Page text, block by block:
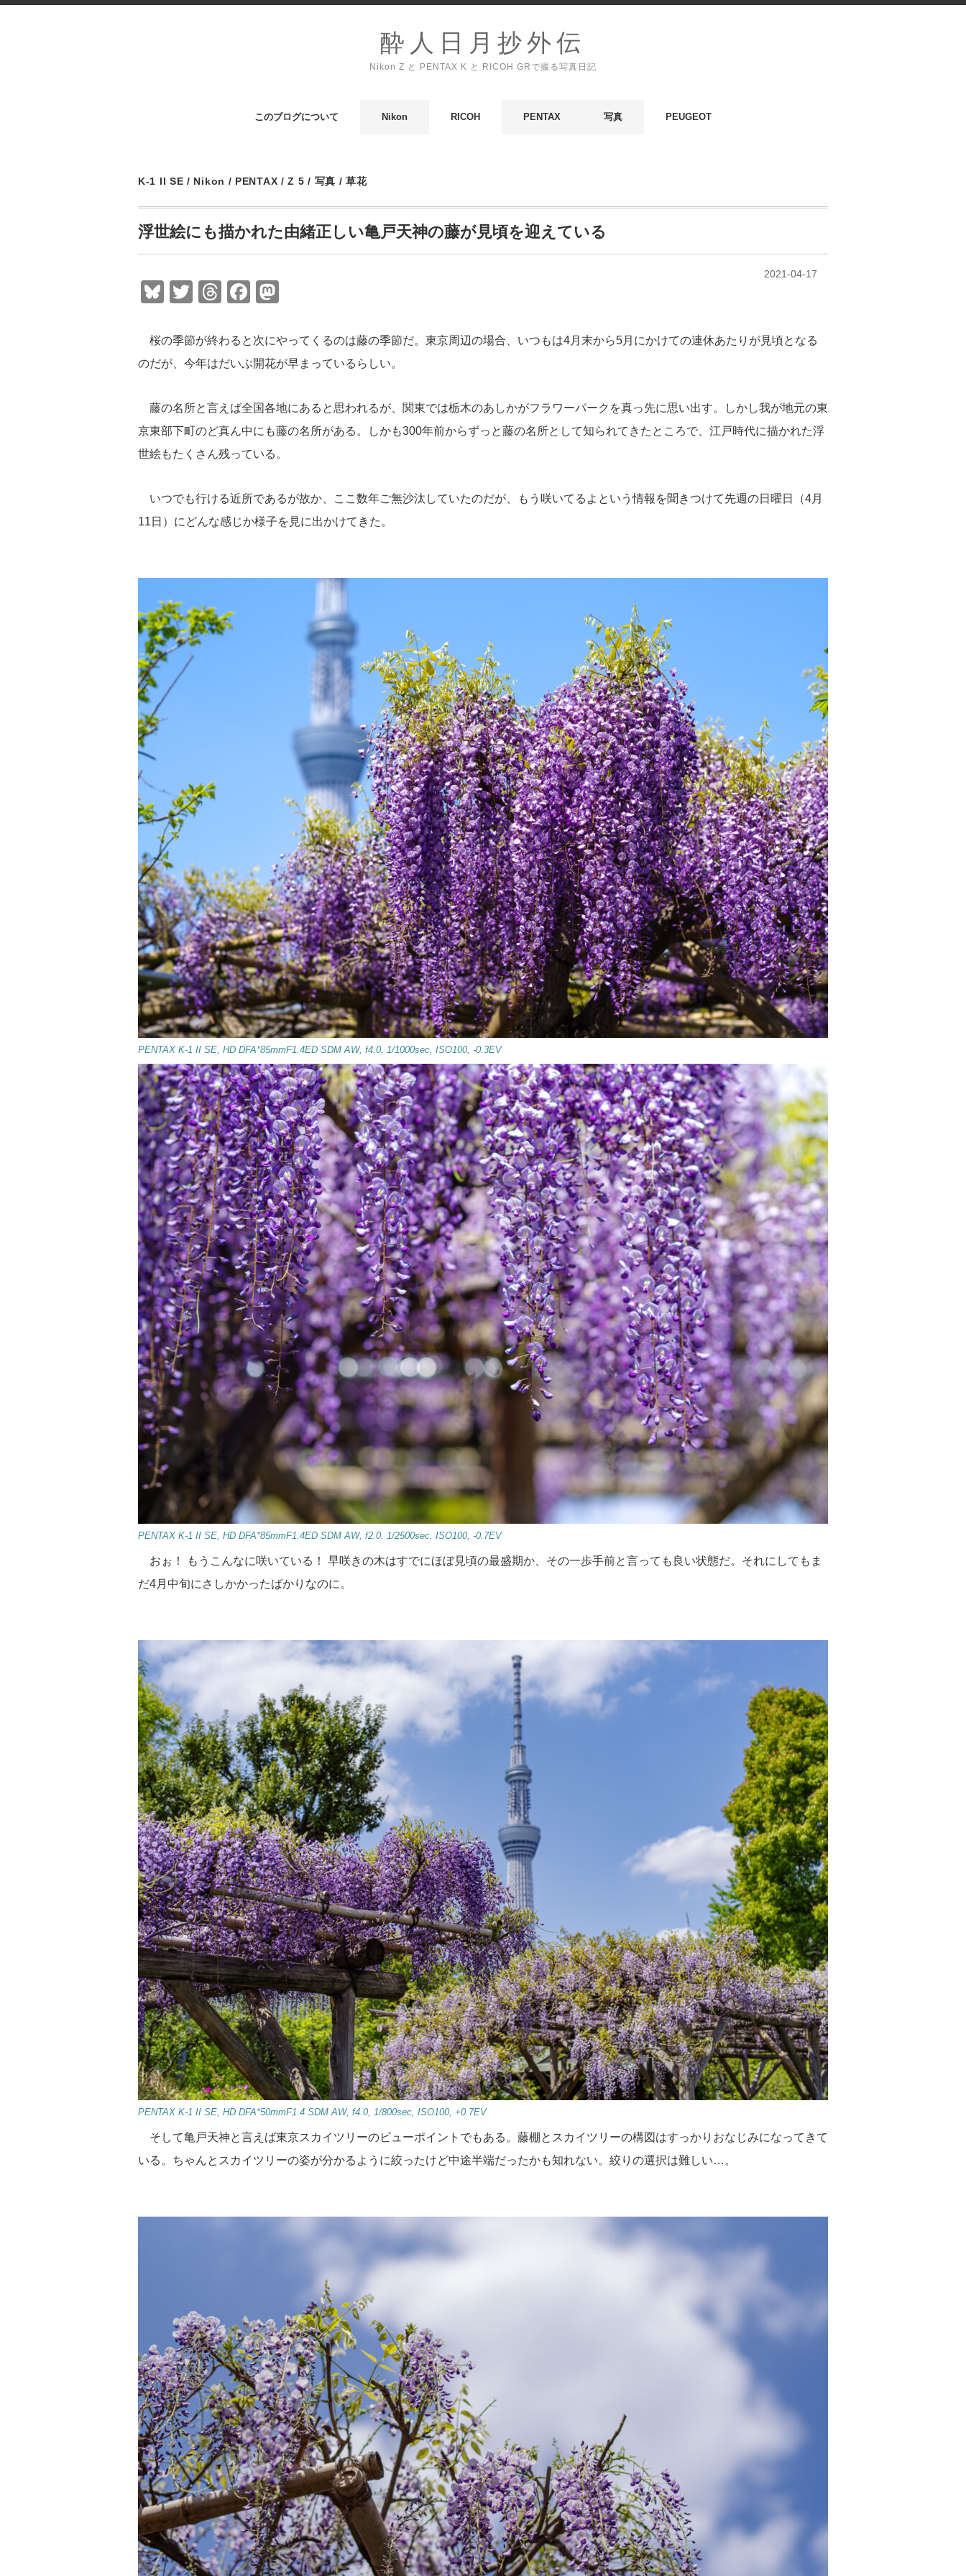
酔人日月抄外伝
Nikon Z と PENTAX K と RICOH GRで撮る写真日記
このブログについて Nikon RICOH PENTAX 写真 PEUGEOT
K-1 II SE / Nikon / PENTAX /Z 5 / 写真 /草花
浮世絵にも描かれた由緒正しい亀戸天神の藤が見頃を迎えている
2021-04-17
Bl
e
sk
T
tt
er
T
e
a
s
F
c
e
o
o
k
st
o
o
n
桜の季節が終わると次にやってくるのは藤の季節だ。東京周辺の場合、いつもは4月末から5月にかけての連休あたりが見頃となる
のだが、今年はだいぶ開花が早まっているらしい。
藤の名所と言えば全国各地にあると思われるが、関東では栃木のあしかがフラワーパークを真っ先に思い出す。しかし我が地元の東
京東部下町のど真ん中にも藤の名所がある。しかも300年前からずっと藤の名所として知られてきたところで、江戸時代に描かれた浮
世絵もたくさん残っている。
いつでも行ける近所であるが故か、ここ数年ご無沙汰していたのだが、もう咲いてるよという情報を聞きつけて先週の日曜日（4月
11日）にどんな感じか様子を見に出かけてきた。
PENTAX K-1 II SE, HD DFA*85mmF1.4ED SDM AW, f4.0, 1/1000sec, ISO100, -0.3EV
PENTAX K-1 II SE, HD DFA*85mmF1.4ED SDM AW, f2.0, 1/2500sec, ISO100, -0.7EV
おぉ！ もうこんなに咲いている！ 早咲きの木はすでにほぼ見頃の最盛期か、その一歩手前と言っても良い状態だ。それにしてもま
だ4月中旬にさしかかったばかりなのに。
PENTAX K-1 II SE, HD DFA*50mmF1.4 SDM AW, f4.0, 1/800sec, ISO100, +0.7EV
そして亀戸天神と言えば東京スカイツリーのビューポイントでもある。藤棚とスカイツリーの構図はすっかりおなじみになってきて
いる。ちゃんとスカイツリーの姿が分かるように絞ったけど中途半端だったかも知れない。絞りの選択は難しい…。